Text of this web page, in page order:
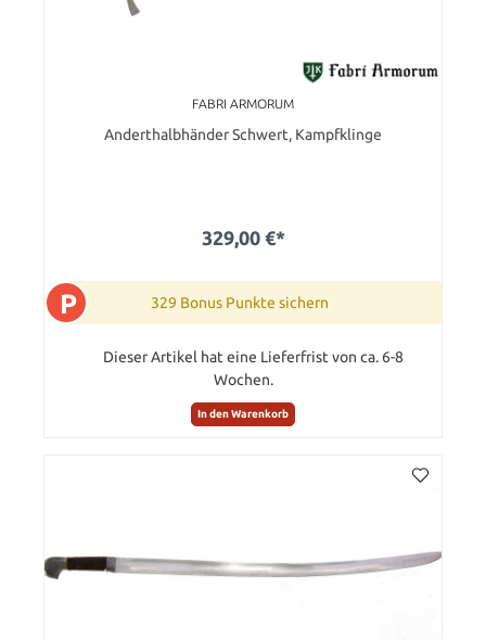
FABRI ARMORUM
Anderthalbhänder Schwert, Kampfklinge
329,00 €*
P 329 Bonus Punkte sichern
Dieser Artikel hat eine Lieferfrist von ca. 6-8
Wochen.
In den Warenkorb